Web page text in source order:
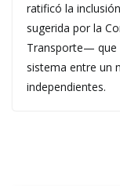
ratificó la
sugerida por la
Transporte— que
sistema entre un
independientes.